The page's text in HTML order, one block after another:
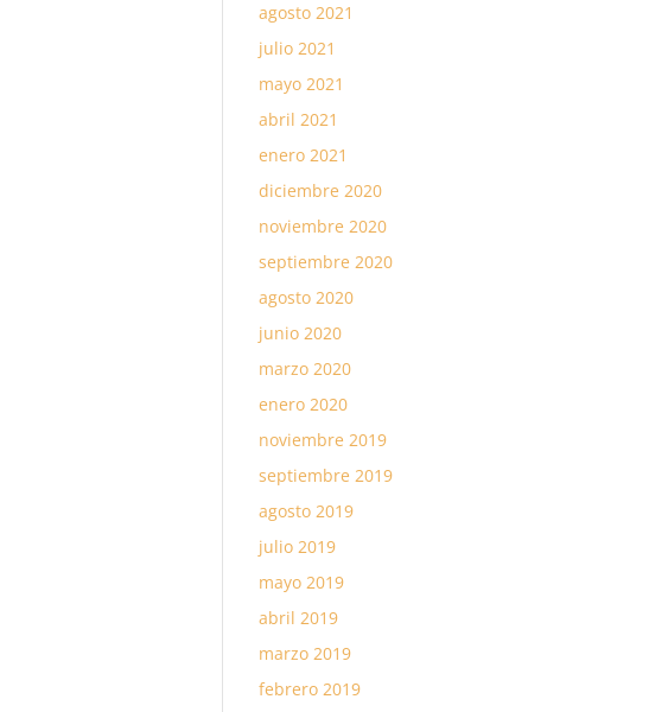
agosto 2021
julio 2021
mayo 2021
abril 2021
enero 2021
diciembre 2020
noviembre 2020
septiembre 2020
agosto 2020
junio 2020
marzo 2020
enero 2020
noviembre 2019
septiembre 2019
agosto 2019
julio 2019
mayo 2019
abril 2019
marzo 2019
febrero 2019